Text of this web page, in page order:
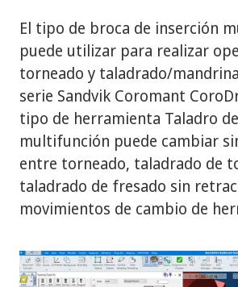
El tipo de broca de inserción
puede utilizar para realizar
torneado y taladrado/
serie Sandvik Coromant
tipo de herramienta Taladro
multifunción puede cambiar
entre torneado, taladrado de
taladrado de fresado sin
movimientos de cambio de